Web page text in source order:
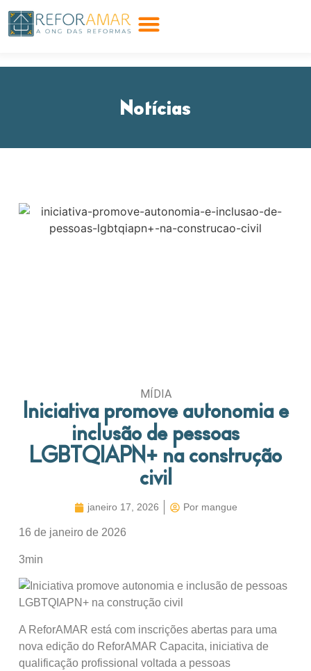
Notícias
MÍDIA
Iniciativa promove autonomia e
inclusão de pessoas
LGBTQIAPN+ na construção
civil
janeiro 17, 2026 Pormangue
16 de janeiro de 2026
3min
A ReforAMAR está com inscrições abertas para uma
nova edição do ReforAMAR Capacita, iniciativa de
qualificação profissional voltada a pessoas